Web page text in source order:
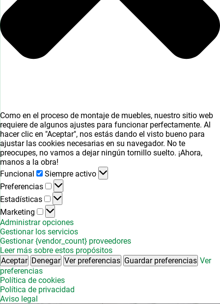
Como en el proceso de montaje de muebles, nuestro sitio web
requiere de algunos ajustes para funcionar perfectamente. Al
hacer clic en "Aceptar", nos estás dando el visto bueno para
ajustar las cookies necesarias en su navegador. No te
preocupes, no vamos a dejar ningún tornillo suelto. ¡Ahora,
manos a la obra!
Funcional
Funcional
Siempre activo
Preferencias
Preferencias
Estadísticas
Estadísticas
Marketing
Marketing
Administrar opciones
Gestionar los servicios
Gestionar {vendor_count} proveedores
Leer más sobre estos propósitos
Aceptar Denegar Ver preferencias Guardar preferencias Ver
preferencias
Política de cookies
Política de privacidad
Aviso legal